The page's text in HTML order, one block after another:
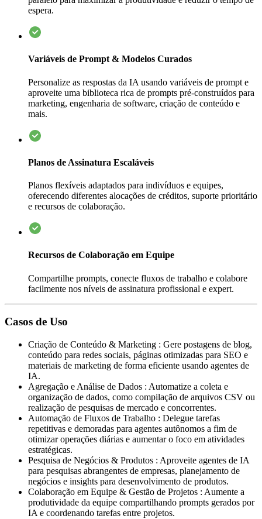
espera.
Variáveis de Prompt & Modelos Curados
Personalize as respostas da IA usando variáveis de prompt e
aproveite uma biblioteca rica de prompts pré-construídos para
marketing, engenharia de software, criação de conteúdo e
mais.
Planos de Assinatura Escaláveis
Planos flexíveis adaptados para indivíduos e equipes,
oferecendo diferentes alocações de créditos, suporte prioritário
e recursos de colaboração.
Recursos de Colaboração em Equipe
Compartilhe prompts, conecte fluxos de trabalho e colabore
facilmente nos níveis de assinatura profissional e expert.
Casos de Uso
Criação de Conteúdo & Marketing : Gere postagens de blog,
conteúdo para redes sociais, páginas otimizadas para SEO e
materiais de marketing de forma eficiente usando agentes de
IA.
Agregação e Análise de Dados : Automatize a coleta e
organização de dados, como compilação de arquivos CSV ou
realização de pesquisas de mercado e concorrentes.
Automação de Fluxos de Trabalho : Delegue tarefas
repetitivas e demoradas para agentes autônomos a fim de
otimizar operações diárias e aumentar o foco em atividades
estratégicas.
Pesquisa de Negócios & Produtos : Aproveite agentes de IA
para pesquisas abrangentes de empresas, planejamento de
negócios e insights para desenvolvimento de produtos.
Colaboração em Equipe & Gestão de Projetos : Aumente a
produtividade da equipe compartilhando prompts gerados por
IA e coordenando tarefas entre projetos.